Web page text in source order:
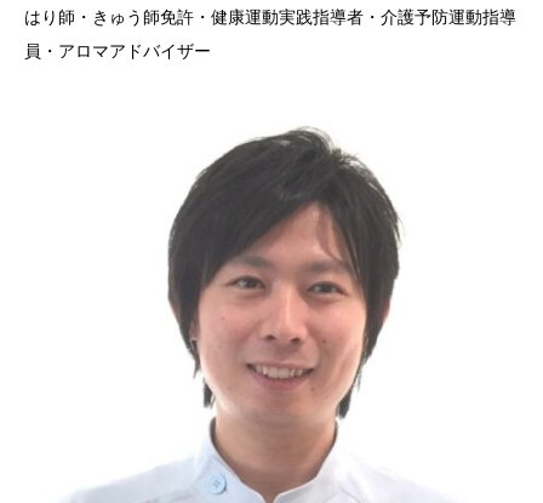
はり師・きゅう師免許・健康運動実践指導者・介護予防運動指導
員・アロマアドバイザー